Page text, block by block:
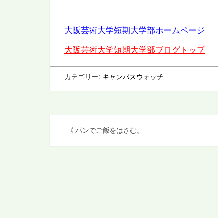
大阪芸術大学短期大学部ホームページ
大阪芸術大学短期大学部ブログトップ
カテゴリー: キャンパスウォッチ
《 パンでご飯をはさむ。